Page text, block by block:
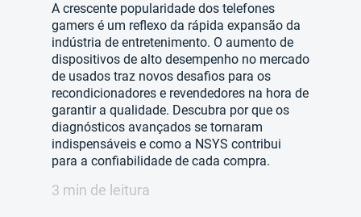
A crescente popularidade dos telefones
gamers é um reflexo da rápida expansão da
indústria de entretenimento. O aumento de
dispositivos de alto desempenho no mercado
de usados traz novos desafios para os
recondicionadores e revendedores na hora de
garantir a qualidade. Descubra por que os
diagnósticos avançados se tornaram
indispensáveis e como a NSYS contribui
para a confiabilidade de cada compra.
3 min de leitura